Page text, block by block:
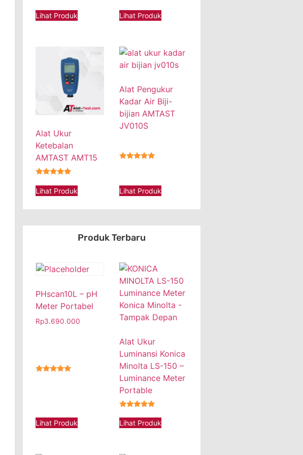
Lihat Produk Lihat Produk
Alat Ukur
Ketebalan
AMTAST AMT15
Lihat Produk
Alat Pengukur
Kadar Air Biji-
bijian AMTAST
JV010S
Lihat Produk
Produk Terbaru
PHscan10L – pH
Meter Portabel
Rp3.690.000
Lihat Produk
Alat Ukur
Luminansi Konica
Minolta LS-150 –
Luminance Meter
Portable
Lihat Produk